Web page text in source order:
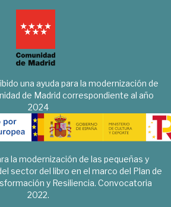
una ayuda para la modernización de
de Madrid correspondiente al año
2024
la modernización de las pequeñas y
sector del libro en el marco del Plan de
y Resiliencia. Convocatoria
2022.